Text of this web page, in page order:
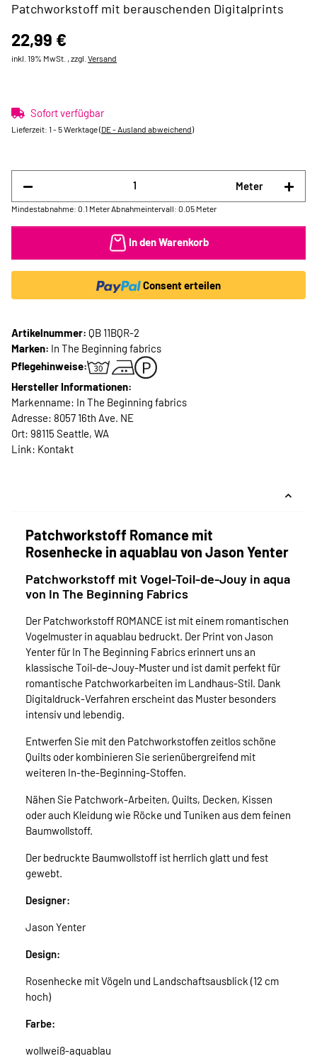
Patchworkstoff mit berauschenden Digitalprints
22,99 €
inkl. 19% MwSt. , zzgl. Versand
Sofort verfügbar
Lieferzeit: 1 - 5 Werktage(DE - Ausland abweichend)
Meter
Mindestabnahme: 0.1 Meter Abnahmeintervall: 0.05 Meter
In den Warenkorb
Consent erteilen
Artikelnummer: QB 11BQR-2
Marken: In The Beginning fabrics
Pflegehinweise:
Hersteller Informationen:
Markenname: In The Beginning fabrics
Adresse: 8057 16th Ave. NE
Ort: 98115 Seattle, WA
Link: Kontakt
Patchworkstoff Romance mit
Rosenhecke in aquablau von Jason Yenter
Patchworkstoff mit Vogel-Toil-de-Jouy in aqua
von In The Beginning Fabrics
Der Patchworkstoff ROMANCE ist mit einem romantischen
Vogelmuster in aquablau bedruckt. Der Print von Jason
Yenter für In The Beginning Fabrics erinnert uns an
klassische Toil-de-Jouy-Muster und ist damit perfekt für
romantische Patchworkarbeiten im Landhaus-Stil. Dank
Digitaldruck-Verfahren erscheint das Muster besonders
intensiv und lebendig.
Entwerfen Sie mit den Patchworkstoffen zeitlos schöne
Quilts oder kombinieren Sie serienübergreifend mit
weiteren In-the-Beginning-Stoffen.
Nähen Sie Patchwork-Arbeiten, Quilts, Decken, Kissen
oder auch Kleidung wie Röcke und Tuniken aus dem feinen
Baumwollstoff.
Der bedruckte Baumwollstoff ist herrlich glatt und fest
gewebt.
Designer:
Jason Yenter
Design:
Rosenhecke mit Vögeln und Landschaftsausblick (12 cm
hoch)
Farbe:
wollweiß-aquablau